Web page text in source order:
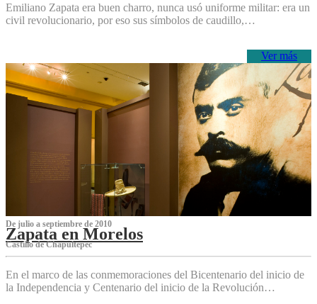
Emiliano Zapata era buen charro, nunca usó uniforme militar: era un
civil revolucionario, por eso sus símbolos de caudillo,…
Ver más
De julio a septiembre de 2010
Zapata en Morelos
Castillo de Chapultepec
En el marco de las conmemoraciones del Bicentenario del inicio de
la Independencia y Centenario del inicio de la Revolución…